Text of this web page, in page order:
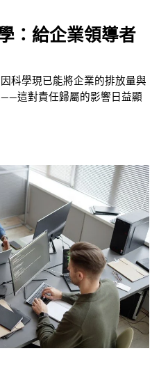
：給企業領導者
科學現已能將企業的排放量與
這對責任歸屬的影響日益顯